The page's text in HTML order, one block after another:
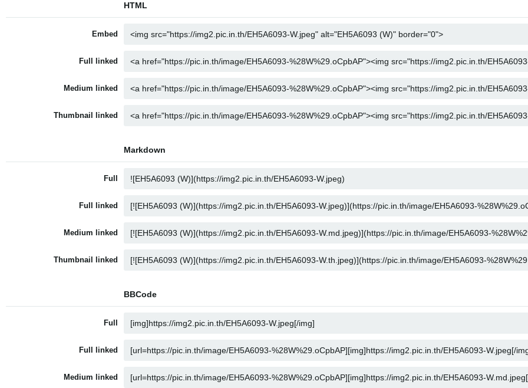
HTML
Embed
Full linked
Medium linked
Thumbnail linked
Markdown
Full
Full linked
Medium linked
Thumbnail linked
BBCode
Full
Full linked
Medium linked